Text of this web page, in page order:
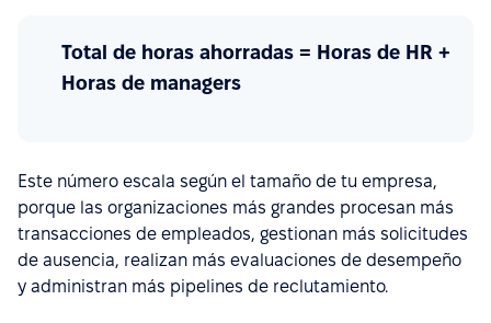
Total de horas ahorradas = Horas de HR +
Horas de managers
Este número escala según el tamaño de tu empresa,
porque las organizaciones más grandes procesan más
transacciones de empleados, gestionan más solicitudes
de ausencia, realizan más evaluaciones de desempeño
y administran más pipelines de reclutamiento.